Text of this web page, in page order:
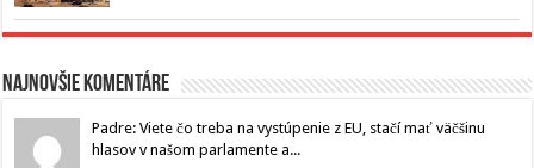
Najnovšie komentáre
Padre: Viete čo treba na vystúpenie z EU, stačí mať väčšinu
hlasov v našom parlamente a...